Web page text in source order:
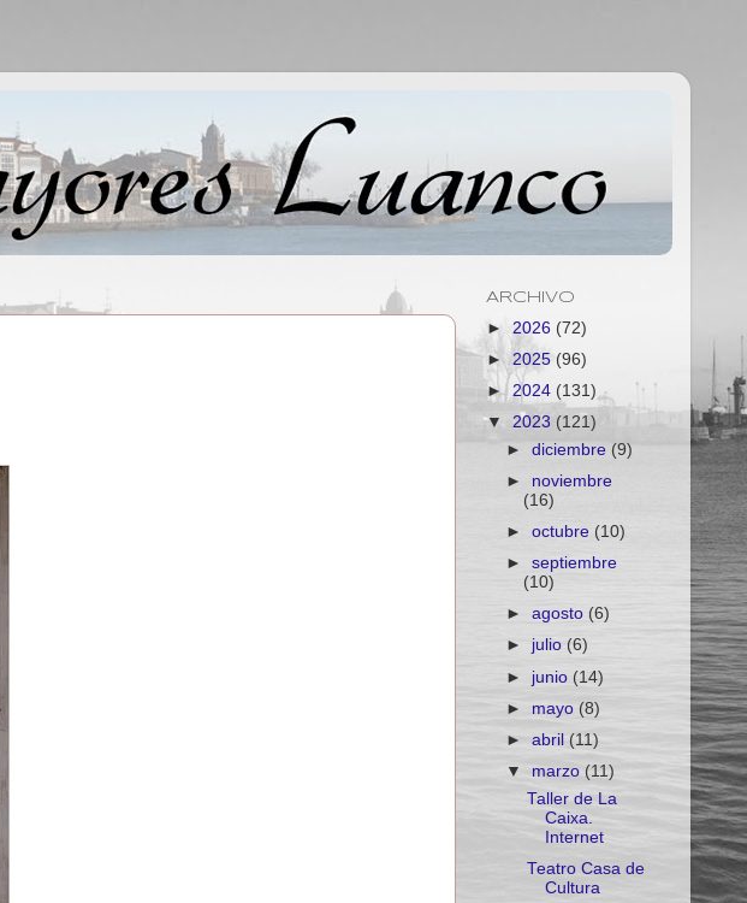
ARCHIVO
► 2026 (72)
► 2025 (96)
► 2024 (131)
▼ 2023 (121)
►diciembre (9)
► noviembre
(16)
►octubre (10)
►septiembre
(10)
►agosto (6)
► julio (6)
► junio(14)
► mayo (8)
►abril(11)
▼ marzo (11)
Taller de La
Caixa.
Internet
Teatro Casa de
Cultura